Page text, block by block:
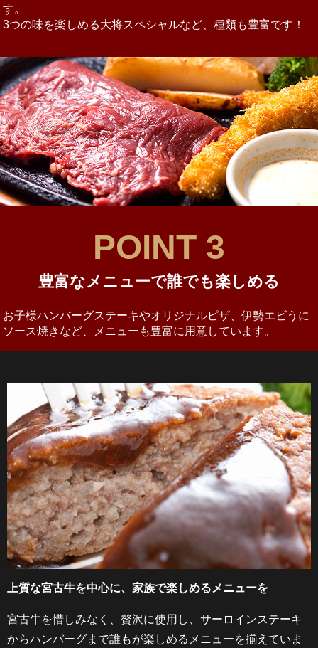
す。
3つの味を楽しめる大将スペシャルなど、種類も豊富です！
POINT 3
豊富なメニューで誰でも楽しめる
お子様ハンバーグステーキやオリジナルピザ、伊勢エビうに
ソース焼きなど、メニューも豊富に用意しています。
上質な宮古牛を中心に、家族で楽しめるメニューを
宮古牛を惜しみなく、贅沢に使用し、サーロインステーキ
からハンバーグまで誰もが楽しめるメニューを揃えていま